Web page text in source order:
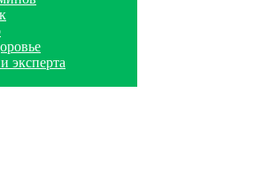
эксперта